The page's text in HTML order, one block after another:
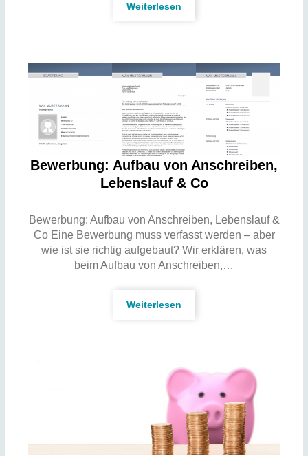
Weiterlesen
Bewerbung: Aufbau von Anschreiben,
Lebenslauf & Co
Bewerbung: Aufbau von Anschreiben, Lebenslauf &
Co Eine Bewerbung muss verfasst werden – aber
wie ist sie richtig aufgebaut? Wir erklären, was
beim Aufbau von Anschreiben,…
Weiterlesen